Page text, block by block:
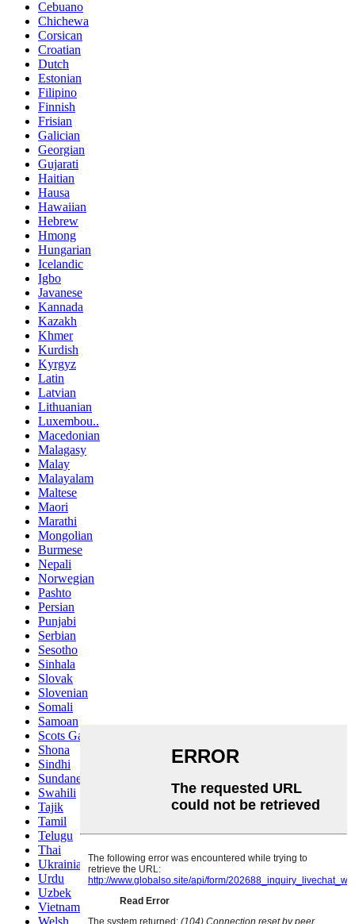
Cebuano
Chichewa
Corsican
Croatian
Dutch
Estonian
Filipino
Finnish
Frisian
Galician
Georgian
Gujarati
Haitian
Hausa
Hawaiian
Hebrew
Hmong
Hungarian
Icelandic
Igbo
Javanese
Kannada
Kazakh
Khmer
Kurdish
Kyrgyz
Latin
Latvian
Lithuanian
Luxembou..
Macedonian
Malagasy
Malay
Malayalam
Maltese
Maori
Marathi
Mongolian
Burmese
Nepali
Norwegian
Pashto
Persian
Punjabi
Serbian
Sesotho
Sinhala
Slovak
Slovenian
Somali
Samoan
Scots Gaelic
Shona
Sindhi
Sundanese
Swahili
Tajik
Tamil
Telugu
Thai
Ukrainian
Urdu
Uzbek
Vietnamese